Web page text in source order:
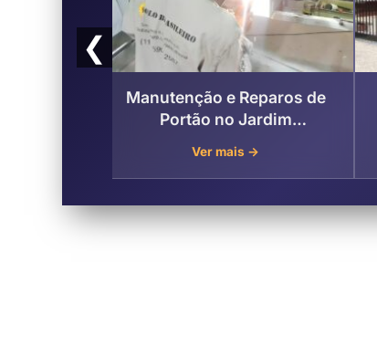
❮
Manutenção e Reparos de
Portão no Jardim
Paraisópolis , São José dos
Campos
Ver mais →